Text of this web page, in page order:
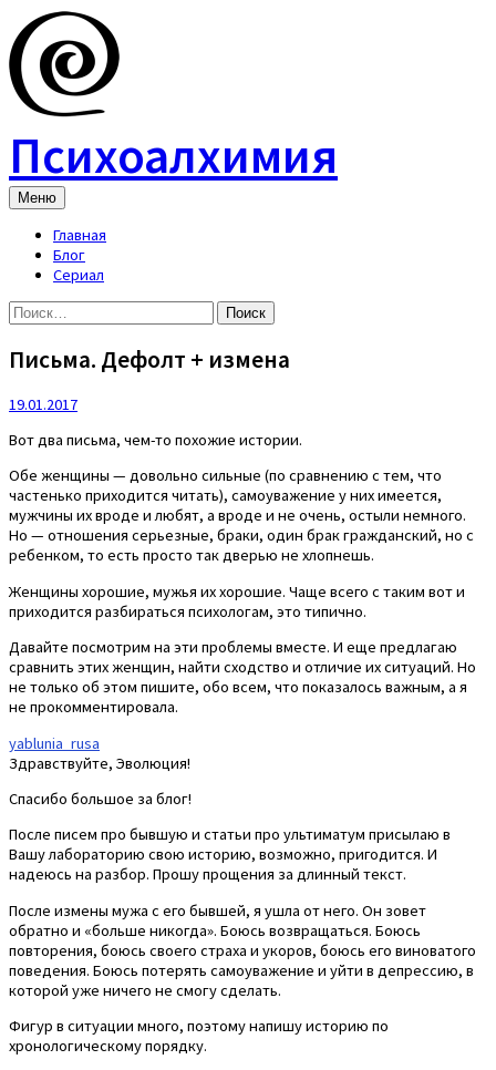
Skip
to
content
Психоалхимия
Меню
Главная
Блог
Сериал
Найти:
Письма. Дефолт + измена
19.01.2017
Вот два письма, чем-то похожие истории.
Обе женщины — довольно сильные (по сравнению с тем, что
частенько приходится читать), самоуважение у них имеется,
мужчины их вроде и любят, а вроде и не очень, остыли немного.
Но — отношения серьезные, браки, один брак гражданский, но с
ребенком, то есть просто так дверью не хлопнешь.
Женщины хорошие, мужья их хорошие. Чаще всего с таким вот и
приходится разбираться психологам, это типично.
Давайте посмотрим на эти проблемы вместе. И еще предлагаю
сравнить этих женщин, найти сходство и отличие их ситуаций. Но
не только об этом пишите, обо всем, что показалось важным, а я
не прокомментировала.
yablunia_rusa
Здравствуйте, Эволюция!
Спасибо большое за блог!
После писем про бывшую и статьи про ультиматум присылаю в
Вашу лабораторию свою историю, возможно, пригодится. И
надеюсь на разбор. Прошу прощения за длинный текст.
После измены мужа с его бывшей, я ушла от него. Он зовет
обратно и «больше никогда». Боюсь возвращаться. Боюсь
повторения, боюсь своего страха и укоров, боюсь его виноватого
поведения. Боюсь потерять самоуважение и уйти в депрессию, в
которой уже ничего не смогу сделать.
Фигур в ситуации много, поэтому напишу историю по
хронологическому порядку.